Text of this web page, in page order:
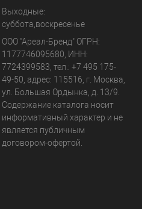
Выходные:
суббота,воскресенье
ООО "Ареал-Бренд" ОГРН:
1177746095680, ИНН:
7724399583, тел.: +7 495 175-
49-50, адрес: 115516, г. Москва,
ул. Большая Ордынка, д. 13/9.
Содержание каталога носит
информативный характер и не
является публичным
договором-офертой.